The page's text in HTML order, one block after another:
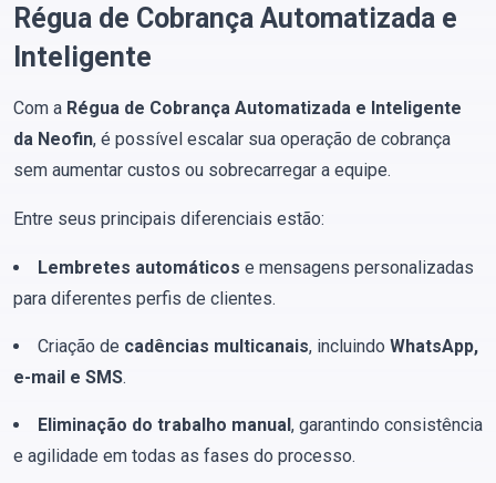
Régua de Cobrança Automatizada e
Inteligente
Com a Régua de Cobrança Automatizada e Inteligente
da Neofin, é possível escalar sua operação de cobrança
sem aumentar custos ou sobrecarregar a equipe.
Entre seus principais diferenciais estão:
Lembretes automáticos e mensagens personalizadas
para diferentes perfis de clientes.
Criação de cadências multicanais, incluindo WhatsApp,
e-mail e SMS.
Eliminação do trabalho manual, garantindo consistência
e agilidade em todas as fases do processo.